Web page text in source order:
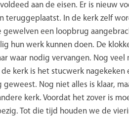
aan de eisen. Er is nieuw
teruggeplaatst. In de kerk zelf
gewelven een loopbrug
hun werk kunnen doen. De
waar nodig vervangen. Nog veel
kerk is het stucwerk nagekeken
Nog niet alles is klaar,
kerk. Voordat het zover is
Tot die tijd houden we de